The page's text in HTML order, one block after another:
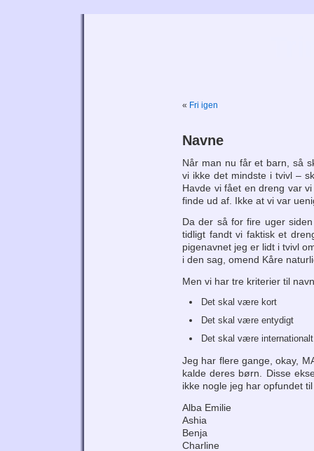
« Fri igen
Navne
Når man nu får et barn, så
vi ikke det mindste i tvivl –
Havde vi fået en dreng var
finde ud af. Ikke at vi var
Da der så for fire uger
tidligt fandt vi faktisk et
pigenavnet jeg er lidt i tvivl
i den sag, omend Kåre
Men vi har tre kriterier til
Det skal være kort
Det skal være entydigt
Det skal være
Jeg har flere gange, okay,
kalde deres børn. Disse
ikke nogle jeg har opfundet
Alba Emilie
Ashia
Benja
Charline